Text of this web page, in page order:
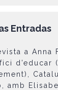
Entradas
a Anna
d’educar
amb